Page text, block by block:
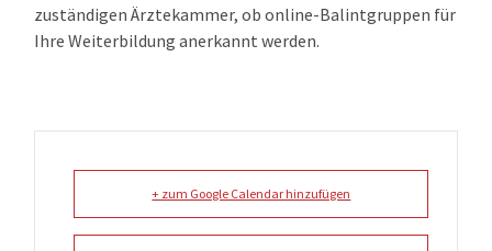
zuständigen Ärztekammer, ob online-Balintgruppen für
Ihre Weiterbildung anerkannt werden.
+ zum Google Calendar hinzufügen